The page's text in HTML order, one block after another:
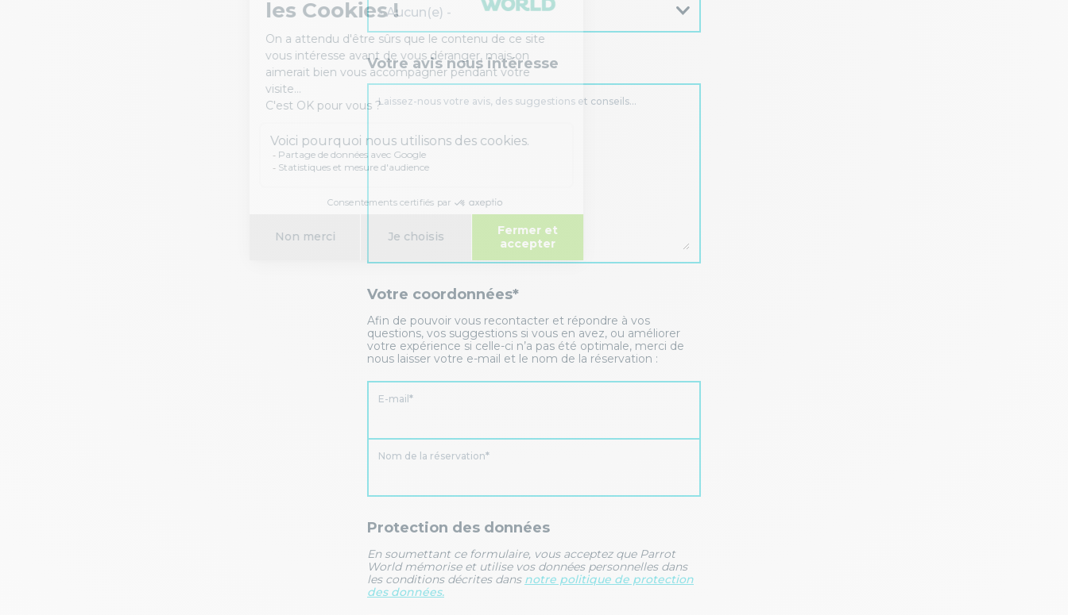
- Aucun(e) -
Votre avis nous intéresse
Laissez-nous votre avis, des suggestions et conseils…
Votre coordonnées*
Afin de pouvoir vous recontacter et répondre à vos
questions, vos suggestions si vous en avez, ou améliorer
votre expérience si celle-ci n’a pas été optimale, merci de
nous laisser votre e-mail et le nom de la réservation :
E-mail
Nom de la réservation
Protection des données
En soumettant ce formulaire, vous acceptez que Parrot
World mémorise et utilise vos données personnelles dans
les conditions décrites dans notre politique de protection
des données.